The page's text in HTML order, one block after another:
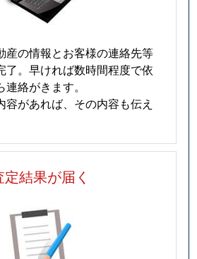
産の情報とお客様の連絡先等
了。早ければ数時間程度で依
絡がきます。
容があれば、その内容も伝え
定結果が届く